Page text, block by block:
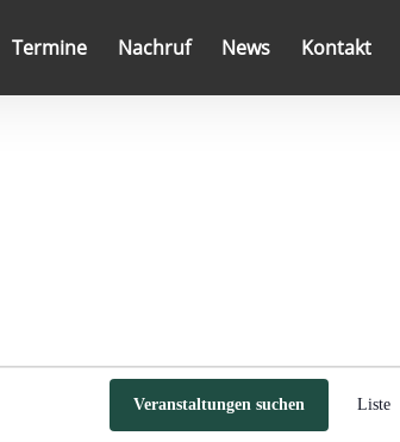
Termine Nachruf News Kontakt
Veranstaltungen suchen Liste